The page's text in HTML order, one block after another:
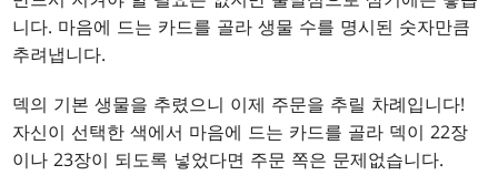
니다. 마음에 드는 카드를 골라 생물 수를 명시된 숫자만큼
추려냅니다.
덱의 기본 생물을 추렸으니 이제 주문을 추릴 차례입니다!
자신이 선택한 색에서 마음에 드는 카드를 골라 덱이 22장
이나 23장이 되도록 넣었다면 주문 쪽은 문제없습니다.